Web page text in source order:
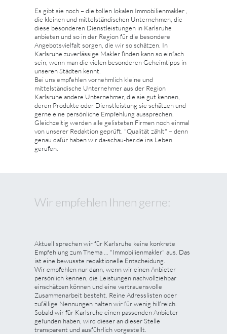
Es gibt sie noch – die tollen lokalen Immobilienmakler ,
die kleinen und mittelständischen Unternehmen, die
diese besonderen Dienstleistungen in Karlsruhe
anbieten und so in der Region für die besondere
Angebotsvielfalt sorgen, die wir so schätzen. In
Karlsruhe zuverlässige Makler finden kann so einfach
sein, wenn man die vielen besonderen Geheimtipps in
unseren Städten kennt.
Bei uns empfehlen vornehmlich kleine und
mittelständische Unternehmer aus der Region
Karlsruhe andere Unternehmer, die sie gut kennen,
deren Produkte oder Dienstleistung sie schätzen und
gerne eine persönliche Empfehlung aussprechen.
Gleichzeitig werden alle gelisteten Firmen noch einmal
von unserer Redaktion geprüft. "Qualität zählt" – denn
genau dafür haben wir da-schau-her.de ins Leben
gerufen.
Wir empfehlen Ihnen gerne:
Aktuell sprechen wir für Karlsruhe keine konkrete
Empfehlung zum Thema ... "Immobilienmakler" aus. Das
ist eine bewusste redaktionelle Entscheidung.
Wir empfehlen nur dann, wenn wir einen Anbieter
persönlich kennen, die Leistungen nachvollziehbar
einschätzen können und eine vertrauensvolle
Zusammenarbeit besteht. Reine Adresslisten oder
zufällige Nennungen halten wir für wenig hilfreich.
Sobald wir für Karlsruhe einen passenden Anbieter
gefunden haben, wird dieser an dieser Stelle
transparent und ausführlich vorgestellt.